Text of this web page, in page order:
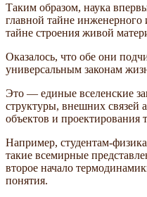
Таким образом, наука
главной тайне
тайне строения живой
Оказалось, что обе они
универсальным законам
Это — единые вселенские
структуры, внешних
объектов и проектирования
Например, студентам-
такие всемирные
второе начало
понятия.